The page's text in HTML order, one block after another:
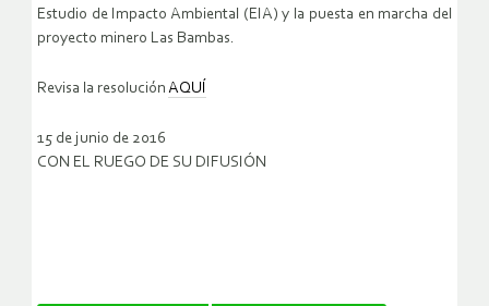
Estudio de Impacto Ambiental (EIA) y la puesta en marcha del
proyecto minero Las Bambas.
Revisa la resolución AQUÍ
15 de junio de 2016
CON EL RUEGO DE SU DIFUSIÓN